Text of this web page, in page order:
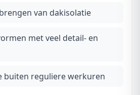
van dakisolatie
met veel detail- en
buiten reguliere werkuren